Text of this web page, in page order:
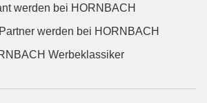
werden bei HORNBACH
werden bei HORNBACH
Werbeklassiker